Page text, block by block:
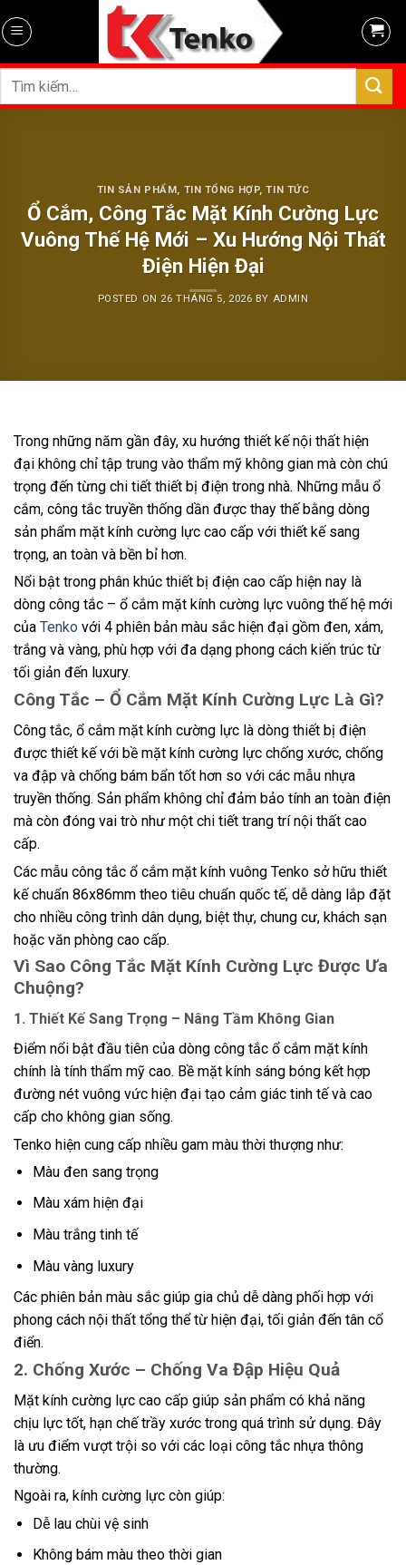
to
Tìm
TIN SẢN PHẨM, TIN TỔNG HỢP,TIN TỨC
Ổ Cắm, Công Tắc Mặt Kính Cường Lực
Vuông Thế Hệ Mới – Xu Hướng Nội Thất
Điện Hiện Đại
POSTED ON 26 THÁNG 5, 2026 BY ADMIN
Trong những năm gần đây, xu hướng thiết kế nội thất hiện
đại không chỉ tập trung vào thẩm mỹ không gian mà còn chú
trọng đến từng chi tiết thiết bị điện trong nhà. Những mẫu ổ
cắm, công tắc truyền thống dần được thay thế bằng dòng
sản phẩm mặt kính cường lực cao cấp với thiết kế sang
trọng, an toàn và bền bỉ hơn.
Nổi bật trong phân khúc thiết bị điện cao cấp hiện nay là
dòng công tắc – ổ cắm mặt kính cường lực vuông thế hệ mới
của Tenko với 4 phiên bản màu sắc hiện đại gồm đen, xám,
trắng và vàng, phù hợp với đa dạng phong cách kiến trúc từ
tối giản đến luxury.
Công Tắc – Ổ Cắm Mặt Kính Cường Lực Là Gì?
Công tắc, ổ cắm mặt kính cường lực là dòng thiết bị điện
được thiết kế với bề mặt kính cường lực chống xước, chống
va đập và chống bám bẩn tốt hơn so với các mẫu nhựa
truyền thống. Sản phẩm không chỉ đảm bảo tính an toàn điện
mà còn đóng vai trò như một chi tiết trang trí nội thất cao
cấp.
Các mẫu công tắc ổ cắm mặt kính vuông Tenko sở hữu thiết
kế chuẩn 86x86mm theo tiêu chuẩn quốc tế, dễ dàng lắp đặt
cho nhiều công trình dân dụng, biệt thự, chung cư, khách sạn
hoặc văn phòng cao cấp.
Vì Sao Công Tắc Mặt Kính Cường Lực Được Ưa
Chuộng?
1. Thiết Kế Sang Trọng – Nâng Tầm Không Gian
Điểm nổi bật đầu tiên của dòng công tắc ổ cắm mặt kính
chính là tính thẩm mỹ cao. Bề mặt kính sáng bóng kết hợp
đường nét vuông vức hiện đại tạo cảm giác tinh tế và cao
cấp cho không gian sống.
Tenko hiện cung cấp nhiều gam màu thời thượng như:
Màu đen sang trọng
Màu xám hiện đại
Màu trắng tinh tế
Màu vàng luxury
Các phiên bản màu sắc giúp gia chủ dễ dàng phối hợp với
phong cách nội thất tổng thể từ hiện đại, tối giản đến tân cổ
điển.
2. Chống Xước – Chống Va Đập Hiệu Quả
Mặt kính cường lực cao cấp giúp sản phẩm có khả năng
chịu lực tốt, hạn chế trầy xước trong quá trình sử dụng. Đây
là ưu điểm vượt trội so với các loại công tắc nhựa thông
thường.
Ngoài ra, kính cường lực còn giúp:
Dễ lau chùi vệ sinh
Không bám màu theo thời gian